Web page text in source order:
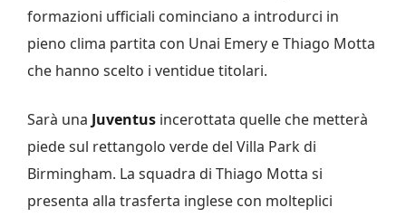
formazioni ufficiali cominciano a introdurci in
pieno clima partita con Unai Emery e Thiago Motta
che hanno scelto i ventidue titolari.
Sarà una Juventus incerottata quelle che metterà
piede sul rettangolo verde del Villa Park di
Birmingham. La squadra di Thiago Motta si
presenta alla trasferta inglese con molteplici